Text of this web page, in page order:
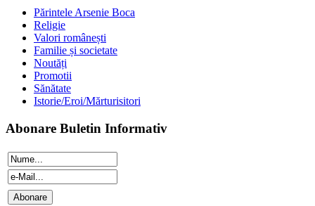
Părintele Arsenie Boca
Religie
Valori românești
Familie și societate
Noutăți
Promotii
Sănătate
Istorie/Eroi/Mărturisitori
Abonare Buletin Informativ